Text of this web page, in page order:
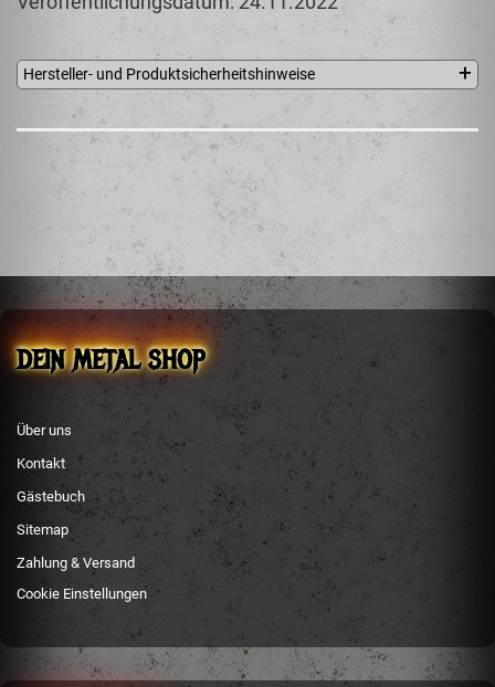
Hersteller- und Produktsicherheitshinweise
Sepulchral Productions
CP St-André
Montréal, Québec H2L 4Y5
Canada
info@sepulchralproductions.de
EU Verantwortliche Person / Importeur
Steffen Mehler
sm-metal-shop
Schachen 51
36129 Gersfeld
info@sm-metal-shop.de
DEIN METAL SHOP
Über uns
Kontakt
Gästebuch
Sitemap
Zahlung & Versand
Cookie Einstellungen